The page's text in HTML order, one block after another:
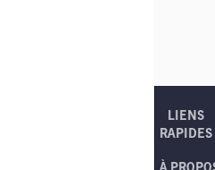
LIENS
RAPIDES
À